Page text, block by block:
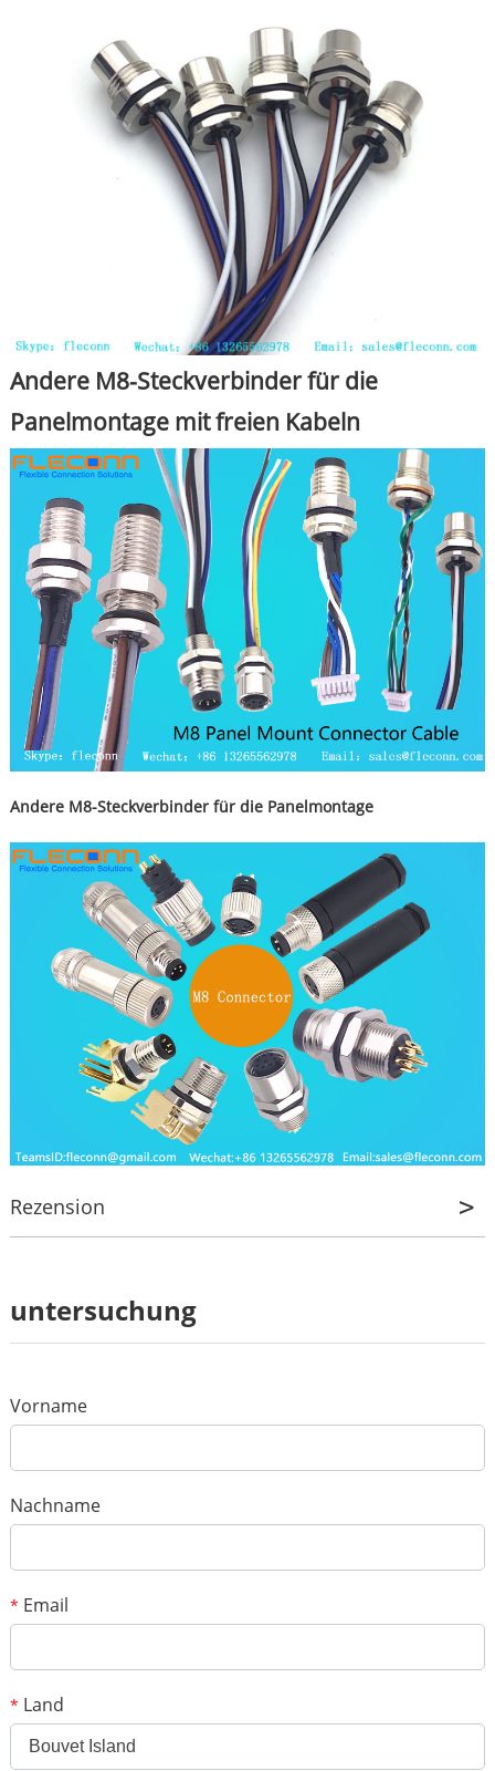
Andere M8-Steckverbinder für die
Panelmontage mit freien Kabeln
Andere M8-Steckverbinder für die Panelmontage
Rezension
Rezension
*Botschaft
untersuchung
Vorname
Nachname
* Email
* Land
Bouvet Island